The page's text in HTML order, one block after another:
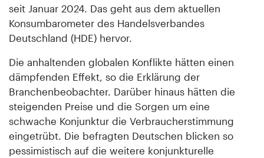
seit Januar 2024. Das geht aus dem aktuellen
Konsumbarometer des Handelsverbandes
Deutschland (HDE) hervor.
Die anhaltenden globalen Konflikte hätten einen
dämpfenden Effekt, so die Erklärung der
Branchenbeobachter. Darüber hinaus hätten die
steigenden Preise und die Sorgen um eine
schwache Konjunktur die Verbraucherstimmung
eingetrübt. Die befragten Deutschen blicken so
pessimistisch auf die weitere konjunkturelle